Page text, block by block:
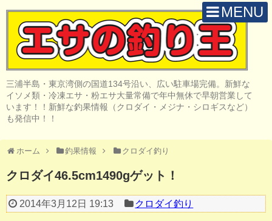
MENU
三浦半島・東京湾側の国道134号沿い、広い駐車場完備。新鮮な
イソメ類・冷凍エサ・粉エサ大量常備で年中無休で早朝営業して
います！！新鮮な釣果情報（クロダイ・メジナ・シロギスなど）
も発信中！！
ホーム 釣果情報 クロダイ釣り
クロダイ46.5cm1490gゲット！
2014年3月12日 19:13 クロダイ釣り
H O M E
取 扱 商 品
釣 果 情 報
陸っぱりルアー